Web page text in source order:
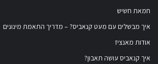
חמאת חשיש
איך מבשלים עם מעט קנאביס? – מדריך התאמת מינונים
אודות מאנציז
איך קנאביס עושה תאבון?